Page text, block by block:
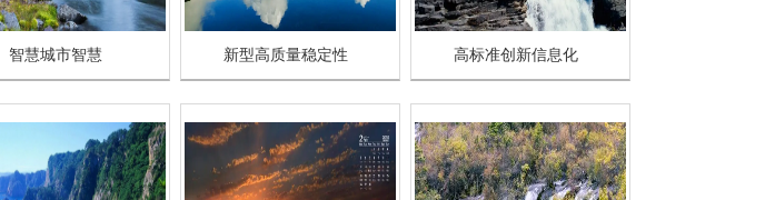
智慧城市智慧 新型高质量稳定性 高标准创新信息化